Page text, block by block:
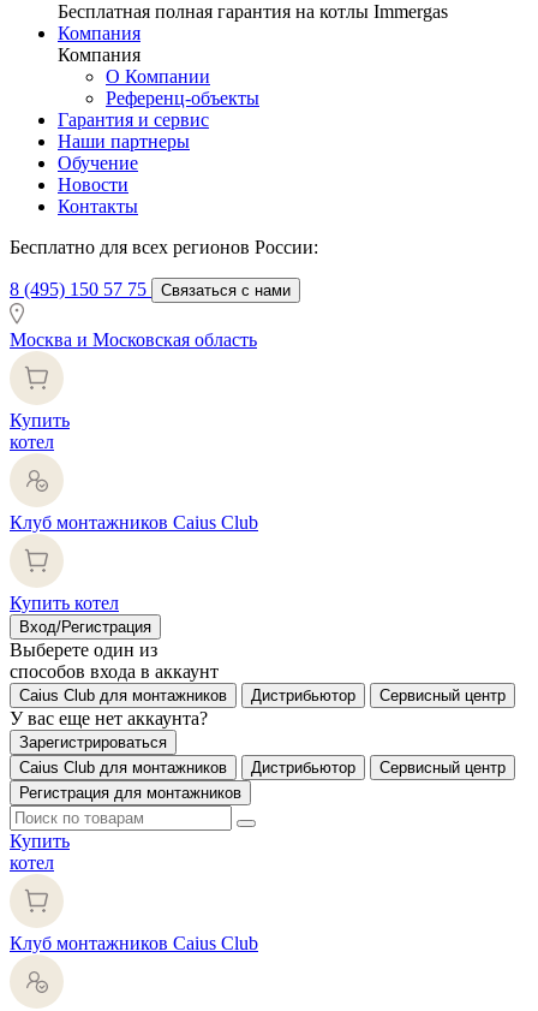
Бесплатная полная гарантия на котлы Immergas
Компания
Компания
О Компании
Референц-объекты
Гарантия и сервис
Наши партнеры
Обучение
Новости
Контакты
Бесплатно для всех регионов России:
8 (495) 150 57 75 Связаться с нами
Москва и Московская область
Купить
котел
Клуб монтажников Caius Club
Купить котел
Вход/Регистрация
Выберете один из
способов входа в аккаунт
Caius Club для монтажников Дистрибьютор Сервисный центр
У вас еще нет аккаунта?
Зарегистрироваться
Caius Club для монтажников
Дистрибьютор
Сервисный центр
Регистрация для монтажников
Купить
котел
Клуб монтажников Caius Club